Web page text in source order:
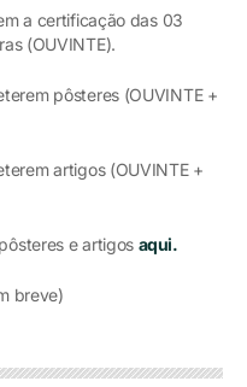
a certificação das 03
(OUVINTE).
pôsteres (OUVINTE +
artigos (OUVINTE +
e artigos aqui.
breve)